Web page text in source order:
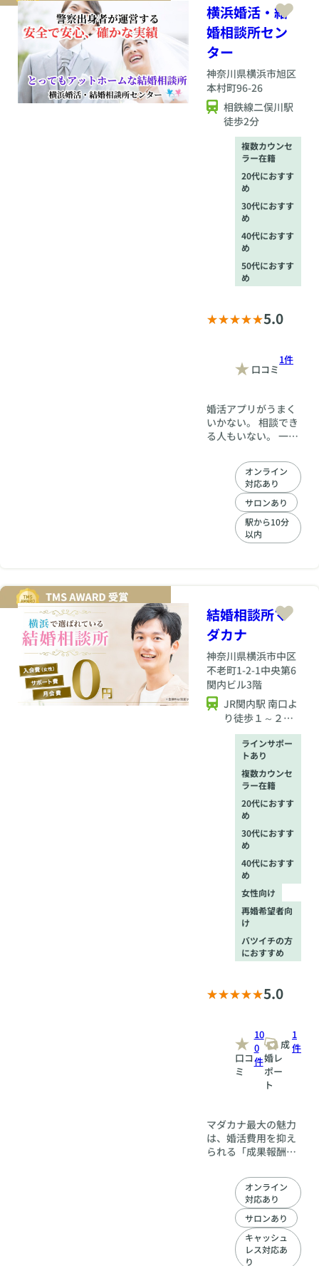
LINEでの相談にも対
応しており、お仕事
が忙しい方や遠方に
お住まいの方でもス
ムーズな婚活が叶い
ます。素敵な出会い
が「厚木の世話好き
ばあばの結婚相談
所」にあります。次
に幸せをつかむの
は、きっとあなたで
す。どうぞ一歩を踏
み出してみて下さ
横浜婚活・結
婚相談所セン
ター
神奈川県横浜市旭区
本村町96-26
相鉄線二俣川駅
徒歩2分
複数カウンセ
ラー在籍
20代におすす
め
30代におすす
め
40代におすす
め
50代におすす
め
5.0
口コミ
1件
婚活アプリがうまく
いかない。 相談でき
る人もいない。 一歩
て、不安ばかり… そ
んな婚活に、ちょっ
と疲れていません
か？ 私たちは警察出
身者が運営する、安
心・安全な結婚相談
所です。 「世界に一
用しながら、24時間
365日、あなたに寄
り添い続けます。 高
い成婚実績で、あな
たの未来を確実にサ
ポートします。 さら
に、私たちの信頼は
行政にも及んでいま
す。 多くの婚活イベ
ントの企画・運営を
任され、県議会から
は社会問題対策のた
めの勉強会に招致さ
れ、講師を務めるな
ど、社会的な信用も
厚い結婚相談所で
す。 まずは、無料相
談からお気軽にご連
オンライン
対応あり
サロンあり
駅から10分
以内
結婚相談所マ
ダカナ
神奈川県横浜市中区
不老町1-2-1中央第6
関内ビル3階
JR関内駅 南口よ
り徒歩１～２
分。「モスバー
ガー関内店」が
入っているビル
の3階になりま
す。
ラインサポー
トあり
複数カウンセ
ラー在籍
20代におすす
め
30代におすす
め
40代におすす
め
女性向け
再婚希望者向
け
バツイチの方
におすすめ
5.0
口コ
ミ
10
0
件
成
婚レ
ポー
ト
1
件
マダカナ最大の魅力
は、婚活費用を抑え
られる「成果報酬
す。活動期間中のラ
ンニングコストとな
る月会費は一切かか
りません。このシス
テムは、お客様が経
済的な負担や焦りを
感じることなく、ご
オンライン
対応あり
サロンあり
キャッシュ
レス対応あ
り